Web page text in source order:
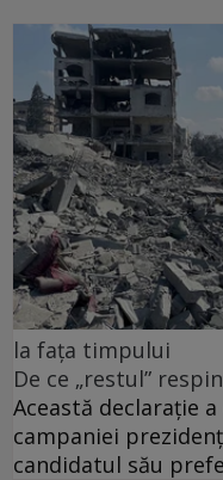
la fața timpului
De ce „restul”
Această declarație
campaniei
candidatul său